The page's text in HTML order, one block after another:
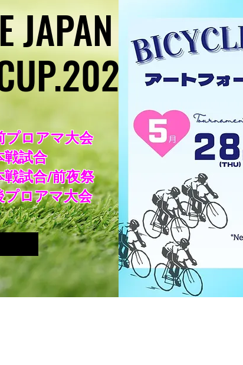
JAPAN
JAPAN
ロアマ大会
試合
合/前夜祭
アマ大会